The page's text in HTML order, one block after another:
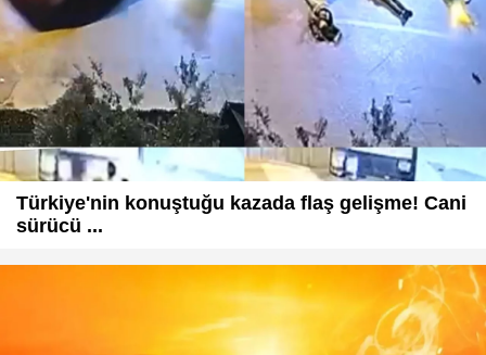
Türkiye'nin konuştuğu kazada flaş gelişme! Cani
sürücü ...